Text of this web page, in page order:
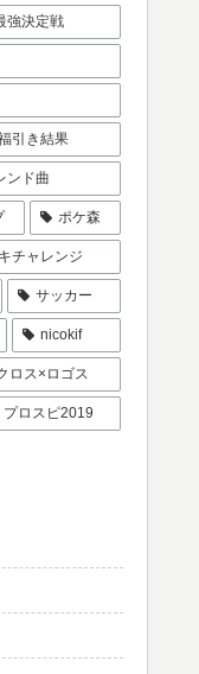
強決定戦
引き結果
ンド曲
ポケ森
チャレンジ
サッカー
nicokif
ロス×ロゴス
プロスピ2019